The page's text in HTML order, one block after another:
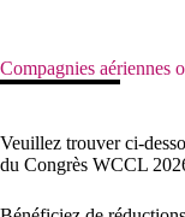
Compagnies aériennes
Veuillez trouver ci-
du Congrès WCCL